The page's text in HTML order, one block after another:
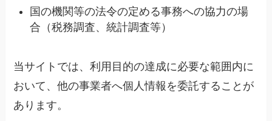
国の機関等の法令の定める事務への協力の場
合（税務調査、統計調査等）
当サイトでは、利用目的の達成に必要な範囲内に
おいて、他の事業者へ個人情報を委託することが
あります。